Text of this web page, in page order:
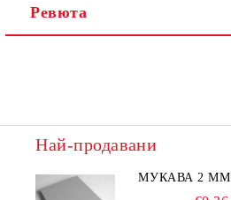
Ревюта
Най-продавани
МУКАВА 2 ММ